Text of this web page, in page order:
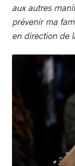
aux autres
prévenir ma
en direction de